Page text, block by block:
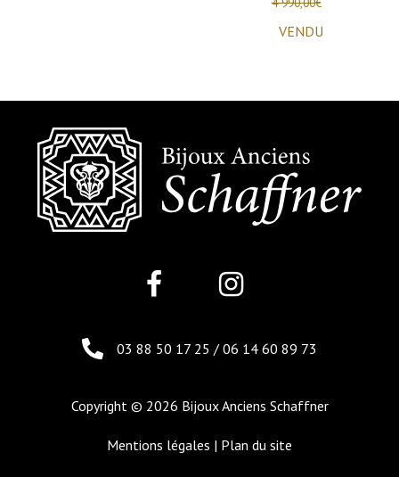
VENDU
03 88 50 17 25 / 06 14 60 89 73
Copyright © 2026 Bijoux Anciens Schaffner
Mentions légales | Plan du site